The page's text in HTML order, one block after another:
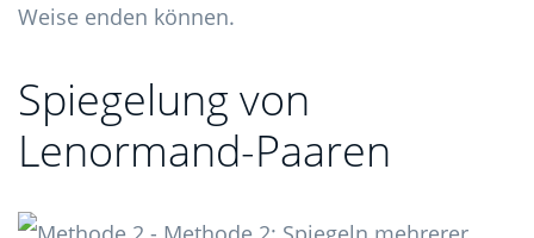
Weise enden können.
Spiegelung von
Lenormand-Paaren